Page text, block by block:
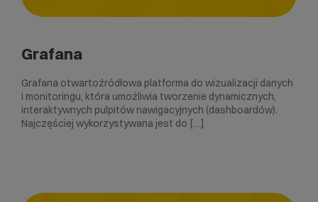
Grafana
Grafana otwartoźródłowa platforma do wizualizacji danych
i monitoringu, która umożliwia tworzenie dynamicznych,
interaktywnych pulpitów nawigacyjnych (dashboardów).
Najczęściej wykorzystywana jest do […]